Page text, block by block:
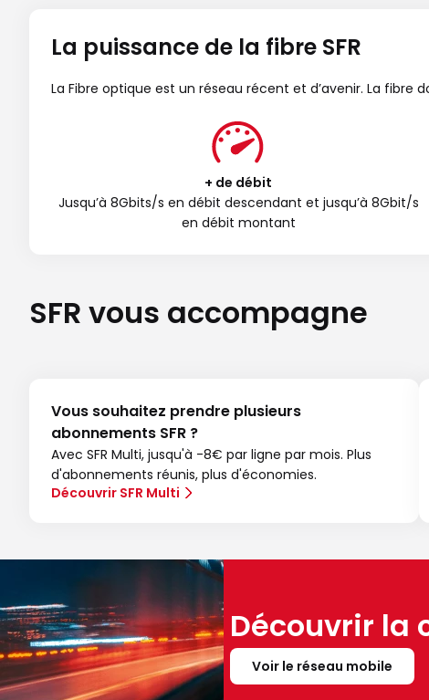
La puissance de la fibre SFR
La Fibre optique est un réseau récent et d’avenir. La
+ de débit
Jusqu’à 8Gbits/s en débit descendant et jusqu’à 8Gbit/s
en débit montant
SFR vous accompagne
Vous souhaitez prendre plusieurs
abonnements SFR ?
Avec SFR Multi, jusqu'à -8€ par ligne par mois. Plus
d'abonnements réunis, plus d'économies.
Découvrir SFR Multi
Découvrir la
Voir le réseau mobile